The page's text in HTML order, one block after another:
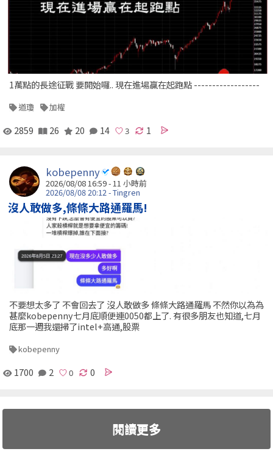
1萬點的長途征戰 要開始囉.. 現在進場贏在起跑點 ------------------
道瓊 加權
2859 26 20 14 1
kobepenny
2026/08/08 16:59 -11 小時前
2026/08/08 20:12 - Tingren
沒人敢做多,條條大路通羅馬!
不要想太多了 不會回去了 沒人敢做多 條條大路通羅馬 不然你以為為
甚麼kobepenny七月底順便連0050都上了. 有很多朋友也知道,七月
底那一週我還掃了intel+高通,股票
kobepenny
1700 2 0
閱讀更多